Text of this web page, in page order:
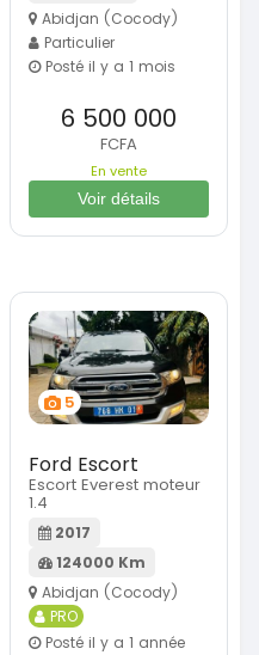
Abidjan (Cocody)
Particulier
Posté il y a 1 mois
6 500 000
FCFA
En vente
Voir détails
5
Ford Escort
Escort Everest moteur
1.4
2017
124000 Km
Abidjan (Cocody)
PRO
Posté il y a 1 année